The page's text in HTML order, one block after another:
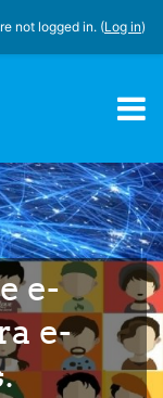
not logged in. (Log in)
e-
e-